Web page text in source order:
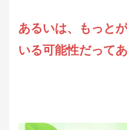
あるいは、もっと
いる可能性だって